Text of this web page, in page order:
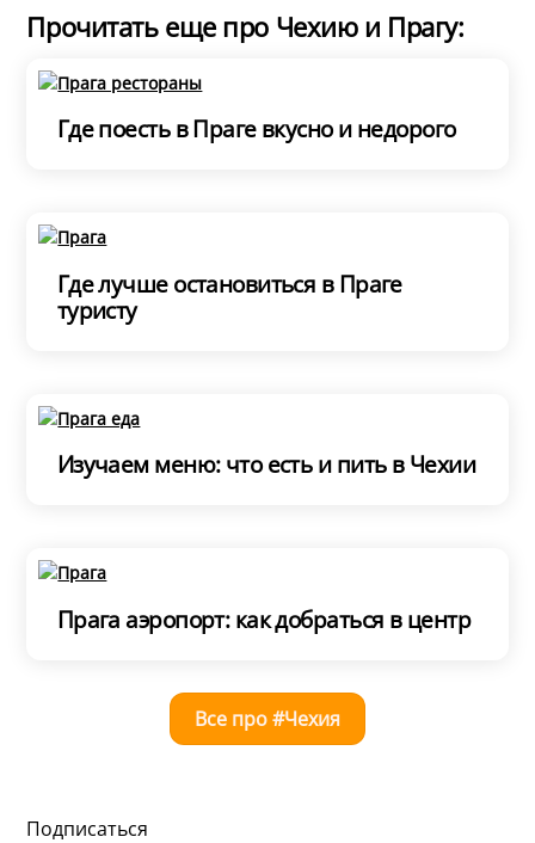
Прочитать еще про Чехию и Прагу:
Где поесть в Праге вкусно и недорого
Где лучше остановиться в Праге
туристу
Изучаем меню: что есть и пить в Чехии
Прага аэропорт: как добраться в центр
Все про #Чехия
Подписаться